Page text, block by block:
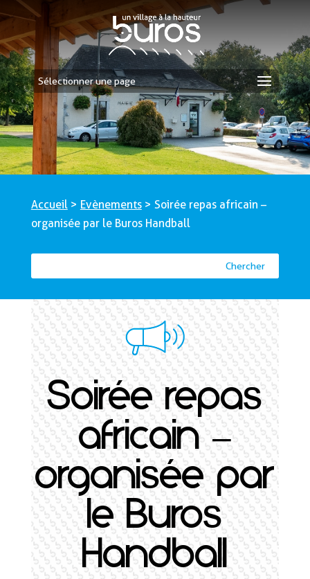
Sélectionner une page
Accueil> Evènements> Soirée repas africain –
organisée par le Buros Handball
Soirée repas
africain –
organisée par
le Buros
Handball